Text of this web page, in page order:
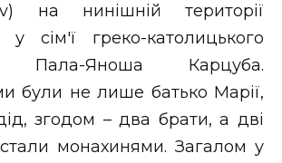
на нинішній території
у сім'ї греко-католицького
Пала-Яноша Карцуба.
були не лише батько Марії,
згодом – два брати, а дві
монахинями. Загалом у